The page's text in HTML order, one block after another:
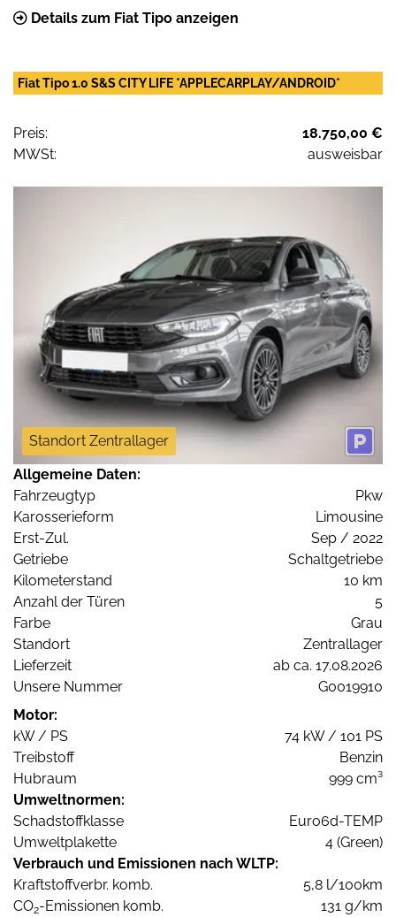
Details zum Fiat Tipo anzeigen
Fiat Tipo 1.0 S&S CITY LIFE *APPLECARPLAY/ANDROID*
Preis:
18.750,00 €
MWSt:
ausweisbar
Standort Zentrallager
Allgemeine Daten:
Fahrzeugtyp
Pkw
Karosserieform
Limousine
Erst-Zul.
Sep / 2022
Getriebe
Schaltgetriebe
Kilometerstand
10 km
Anzahl der Türen
5
Farbe
Grau
Standort
Zentrallager
Lieferzeit
ab ca. 17.08.2026
Unsere Nummer
G0019910
Motor:
kW / PS
74 kW / 101 PS
Treibstoff
Benzin
Hubraum
999 cm³
Umweltnormen:
Schadstoffklasse
Euro6d-TEMP
Umweltplakette
4 (Green)
Verbrauch und Emissionen nach WLTP:
Kraftstoffverbr. komb.
5,8 l/100km
CO2-Emissionen komb.
131 g/km